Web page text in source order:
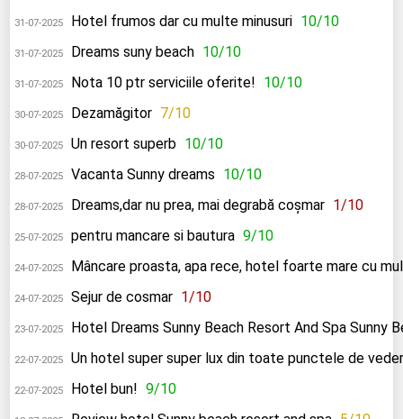
31-07-2025 Hotel frumos dar cu multe minusuri 10/10
31-07-2025 Dreams suny beach 10/10
31-07-2025 Nota 10 ptr serviciile oferite! 10/10
30-07-2025 Dezamăgitor 7/10
30-07-2025 Un resort superb 10/10
28-07-2025 Vacanta Sunny dreams 10/10
28-07-2025 Dreams,dar nu prea, mai degrabă coșmar 1/10
25-07-2025 pentru mancare si bautura 9/10
24-07-2025 Mâncare proasta, apa rece, hotel foarte mare cu
24-07-2025 Sejur de cosmar 1/10
23-07-2025 Hotel Dreams Sunny Beach Resort And Spa Sunny
22-07-2025 Un hotel super super lux din toate punctele de
22-07-2025 Hotel bun! 9/10